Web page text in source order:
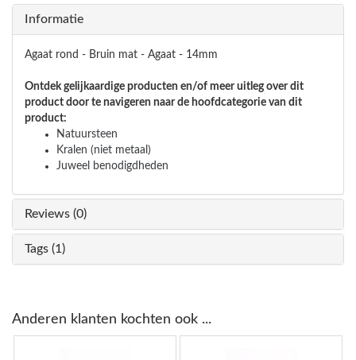
Informatie
Agaat rond - Bruin mat - Agaat - 14mm
Ontdek gelijkaardige producten en/of meer uitleg over dit
product door te navigeren naar de hoofdcategorie van dit
product:
Natuursteen
Kralen (niet metaal)
Juweel benodigdheden
Reviews (0)
Tags (1)
Anderen klanten kochten ook ...